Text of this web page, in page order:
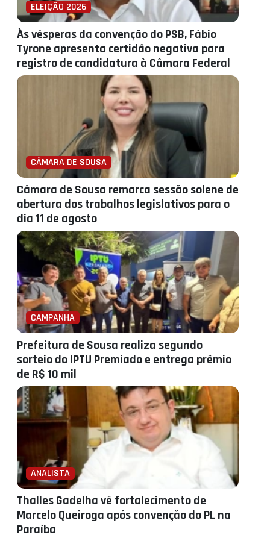
ELEIÇÃO 2026
Às vésperas da convenção do PSB, Fábio
Tyrone apresenta certidão negativa para
registro de candidatura à Câmara Federal
CÂMARA DE SOUSA
Câmara de Sousa remarca sessão solene de
abertura dos trabalhos legislativos para o
dia 11 de agosto
CAMPANHA
Prefeitura de Sousa realiza segundo
sorteio do IPTU Premiado e entrega prêmio
de R$ 10 mil
ANALISTA
Thalles Gadelha vê fortalecimento de
Marcelo Queiroga após convenção do PL na
Paraíba